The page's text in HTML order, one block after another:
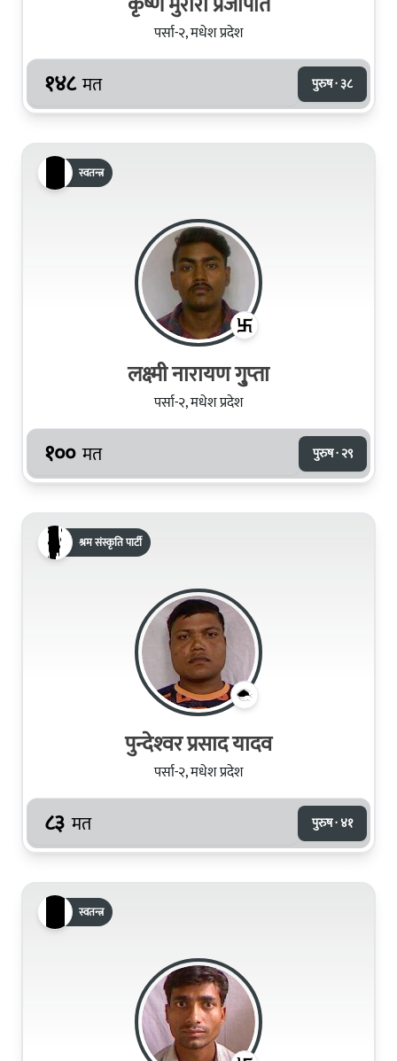
पर्सा-२, मधेश प्रदेश
१४८ मत पुरुष · ३८
स्वतन्त्र
लक्ष्‍मी नारायण गु्प्‍ता
पर्सा-२, मधेश प्रदेश
१०० मत पुरुष · २९
श्रम संस्कृति पार्टी
पुन्देश्‍वर प्रसाद यादव
पर्सा-२, मधेश प्रदेश
८३ मत पुरुष · ४१
स्वतन्त्र